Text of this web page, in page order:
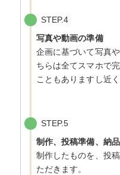
STEP.4
写真や動画の準備
企画に基づいて写真
ちらは全てスマホで
こともありますし近
STEP.5
制作、投稿準備、納品
制作したものを、投
ただきます。